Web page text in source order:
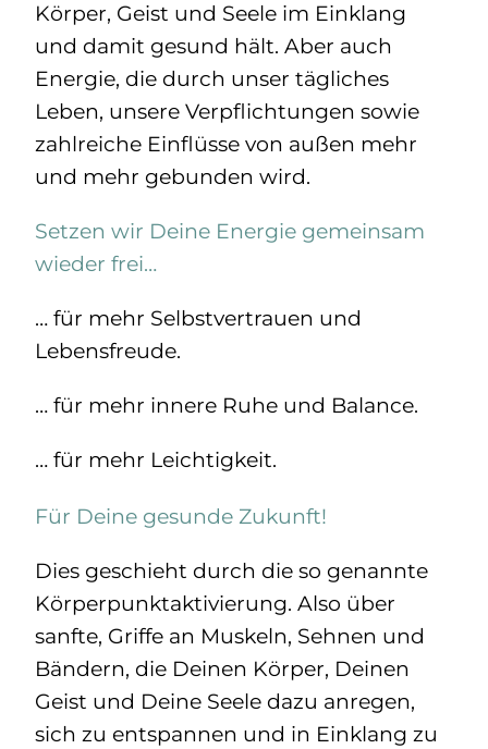
Körper, Geist und Seele im Einklang
und damit gesund hält. Aber auch
Energie, die durch unser tägliches
Leben, unsere Verpflichtungen sowie
zahlreiche Einflüsse von außen mehr
und mehr gebunden wird.
Setzen wir Deine Energie gemeinsam
wieder frei…
… für mehr Selbstvertrauen und
Lebensfreude.
… für mehr innere Ruhe und Balance.
… für mehr Leichtigkeit.
Für Deine gesunde Zukunft!
Dies geschieht durch die so genannte
Körperpunktaktivierung. Also über
sanfte, Griffe an Muskeln, Sehnen und
Bändern, die Deinen Körper, Deinen
Geist und Deine Seele dazu anregen,
sich zu entspannen und in Einklang zu